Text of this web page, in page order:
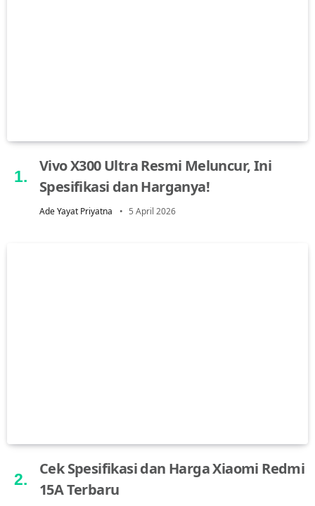
Vivo X300 Ultra Resmi Meluncur, Ini
Spesifikasi dan Harganya!
Ade Yayat Priyatna 5 April 2026
Cek Spesifikasi dan Harga Xiaomi Redmi
15A Terbaru